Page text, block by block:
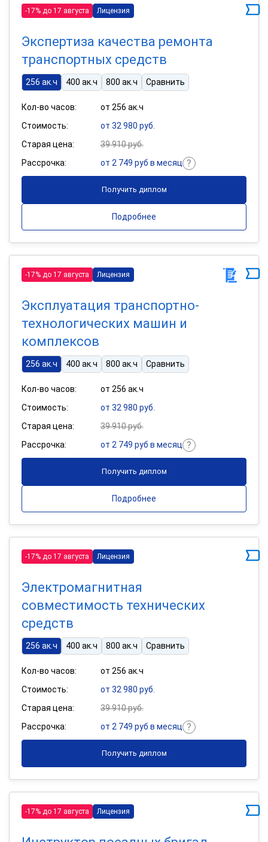
-17% до 17 августа Лицензия
Экспертиза качества ремонта
транспортных средств
256 ак.ч 400 ак.ч 800 ак.ч Сравнить
Кол-во часов:
от 256 ак.ч
Стоимость:
от 32 980 руб.
Старая цена:
39 910 руб.
Рассрочка:
от 2 749 руб в месяц
Получить диплом
Подробнее
-17% до 17 августа Лицензия
Эксплуатация транспортно-
технологических машин и
комплексов
256 ак.ч 400 ак.ч 800 ак.ч Сравнить
Кол-во часов:
от 256 ак.ч
Стоимость:
от 32 980 руб.
Старая цена:
39 910 руб.
Рассрочка:
от 2 749 руб в месяц
Получить диплом
Подробнее
-17% до 17 августа Лицензия
Электромагнитная
совместимость технических
средств
256 ак.ч 400 ак.ч 800 ак.ч Сравнить
Кол-во часов:
от 256 ак.ч
Стоимость:
от 32 980 руб.
Старая цена:
39 910 руб.
Рассрочка:
от 2 749 руб в месяц
Получить диплом
-17% до 17 августа Лицензия